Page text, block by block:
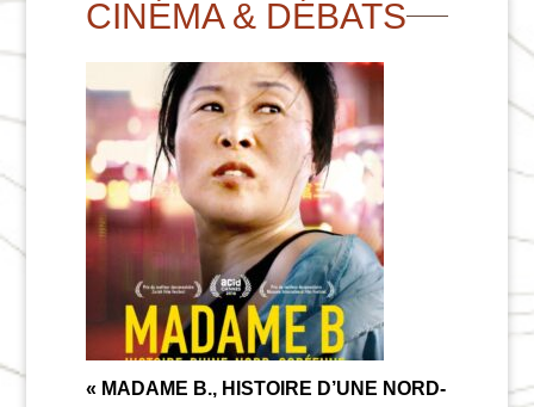
CINÉMA & DÉBATS
« MADAME B., HISTOIRE D’UNE NORD-